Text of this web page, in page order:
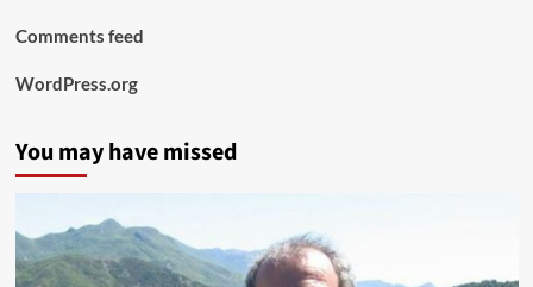
Comments feed
WordPress.org
You may have missed